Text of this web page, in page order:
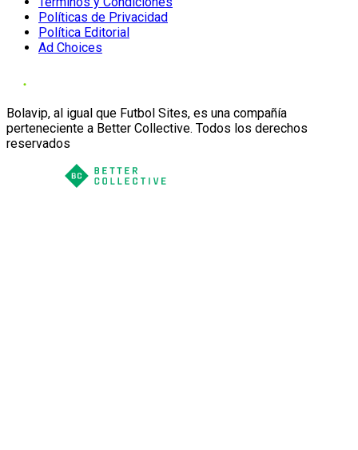
Políticas de Privacidad
Política Editorial
Ad Choices
Bolavip, al igual que Futbol Sites, es una compañía
perteneciente a Better Collective. Todos los derechos
reservados